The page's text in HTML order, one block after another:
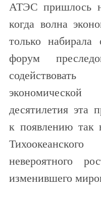
АТЭС пришлось
когда волна
только
форум
десятилетия эта
к появлению так
невероятного
изменившего